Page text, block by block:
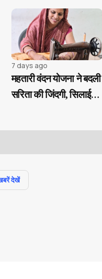
7 days ago
महतारी वंदन योजना ने बदली
सरिता की जिंदगी, सिलाई
देखें